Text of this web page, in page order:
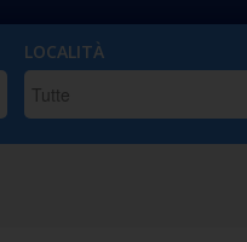
LOCALITÀ